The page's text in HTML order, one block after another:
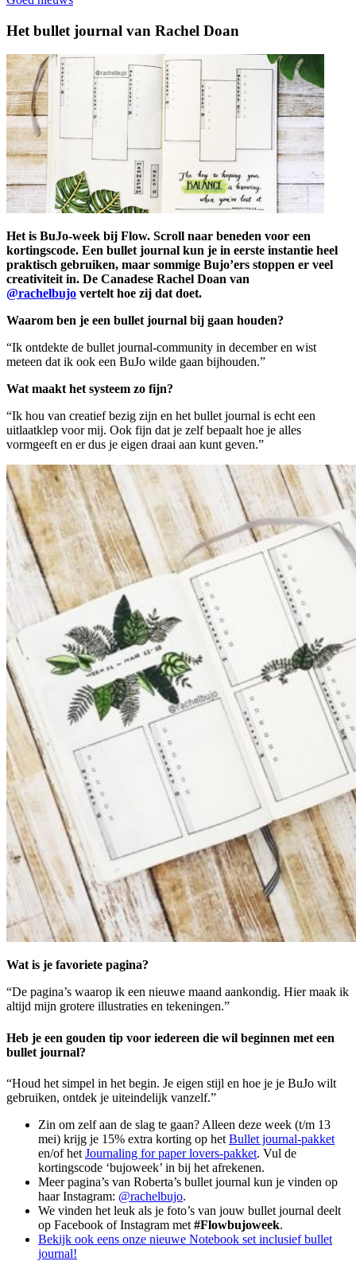
Het bullet journal van Rachel Doan
Het is BuJo-week bij Flow. Scroll naar beneden voor een
kortingscode. Een bullet journal kun je in eerste instantie heel
praktisch gebruiken, maar sommige Bujo’ers stoppen er veel
creativiteit in. De Canadese Rachel Doan van
@rachelbujo vertelt hoe zij dat doet.
Waarom ben je een bullet journal bij gaan houden?
“Ik ontdekte de bullet journal-community in december en wist
meteen dat ik ook een BuJo wilde gaan bijhouden.”
Wat maakt het systeem zo fijn?
“Ik hou van creatief bezig zijn en het bullet journal is echt een
uitlaatklep voor mij. Ook fijn dat je zelf bepaalt hoe je alles
vormgeeft en er dus je eigen draai aan kunt geven.”
Wat is je favoriete pagina?
“De pagina’s waarop ik een nieuwe maand aankondig. Hier maak ik
altijd mijn grotere illustraties en tekeningen.”
Heb je een gouden tip voor iedereen die wil beginnen met een
bullet journal?
“Houd het simpel in het begin. Je eigen stijl en hoe je je BuJo wilt
gebruiken, ontdek je uiteindelijk vanzelf.”
Zin om zelf aan de slag te gaan? Alleen deze week (t/m 13
mei) krijg je 15% extra korting op het Bullet journal-pakket
en/of het Journaling for paper lovers-pakket. Vul de
kortingscode ‘bujoweek’ in bij het afrekenen.
Meer pagina’s van Roberta’s bullet journal kun je vinden op
haar Instagram: @rachelbujo.
We vinden het leuk als je foto’s van jouw bullet journal deelt
op Facebook of Instagram met #Flowbujoweek.
Bekijk ook eens onze nieuwe Notebook set inclusief bullet
journal!